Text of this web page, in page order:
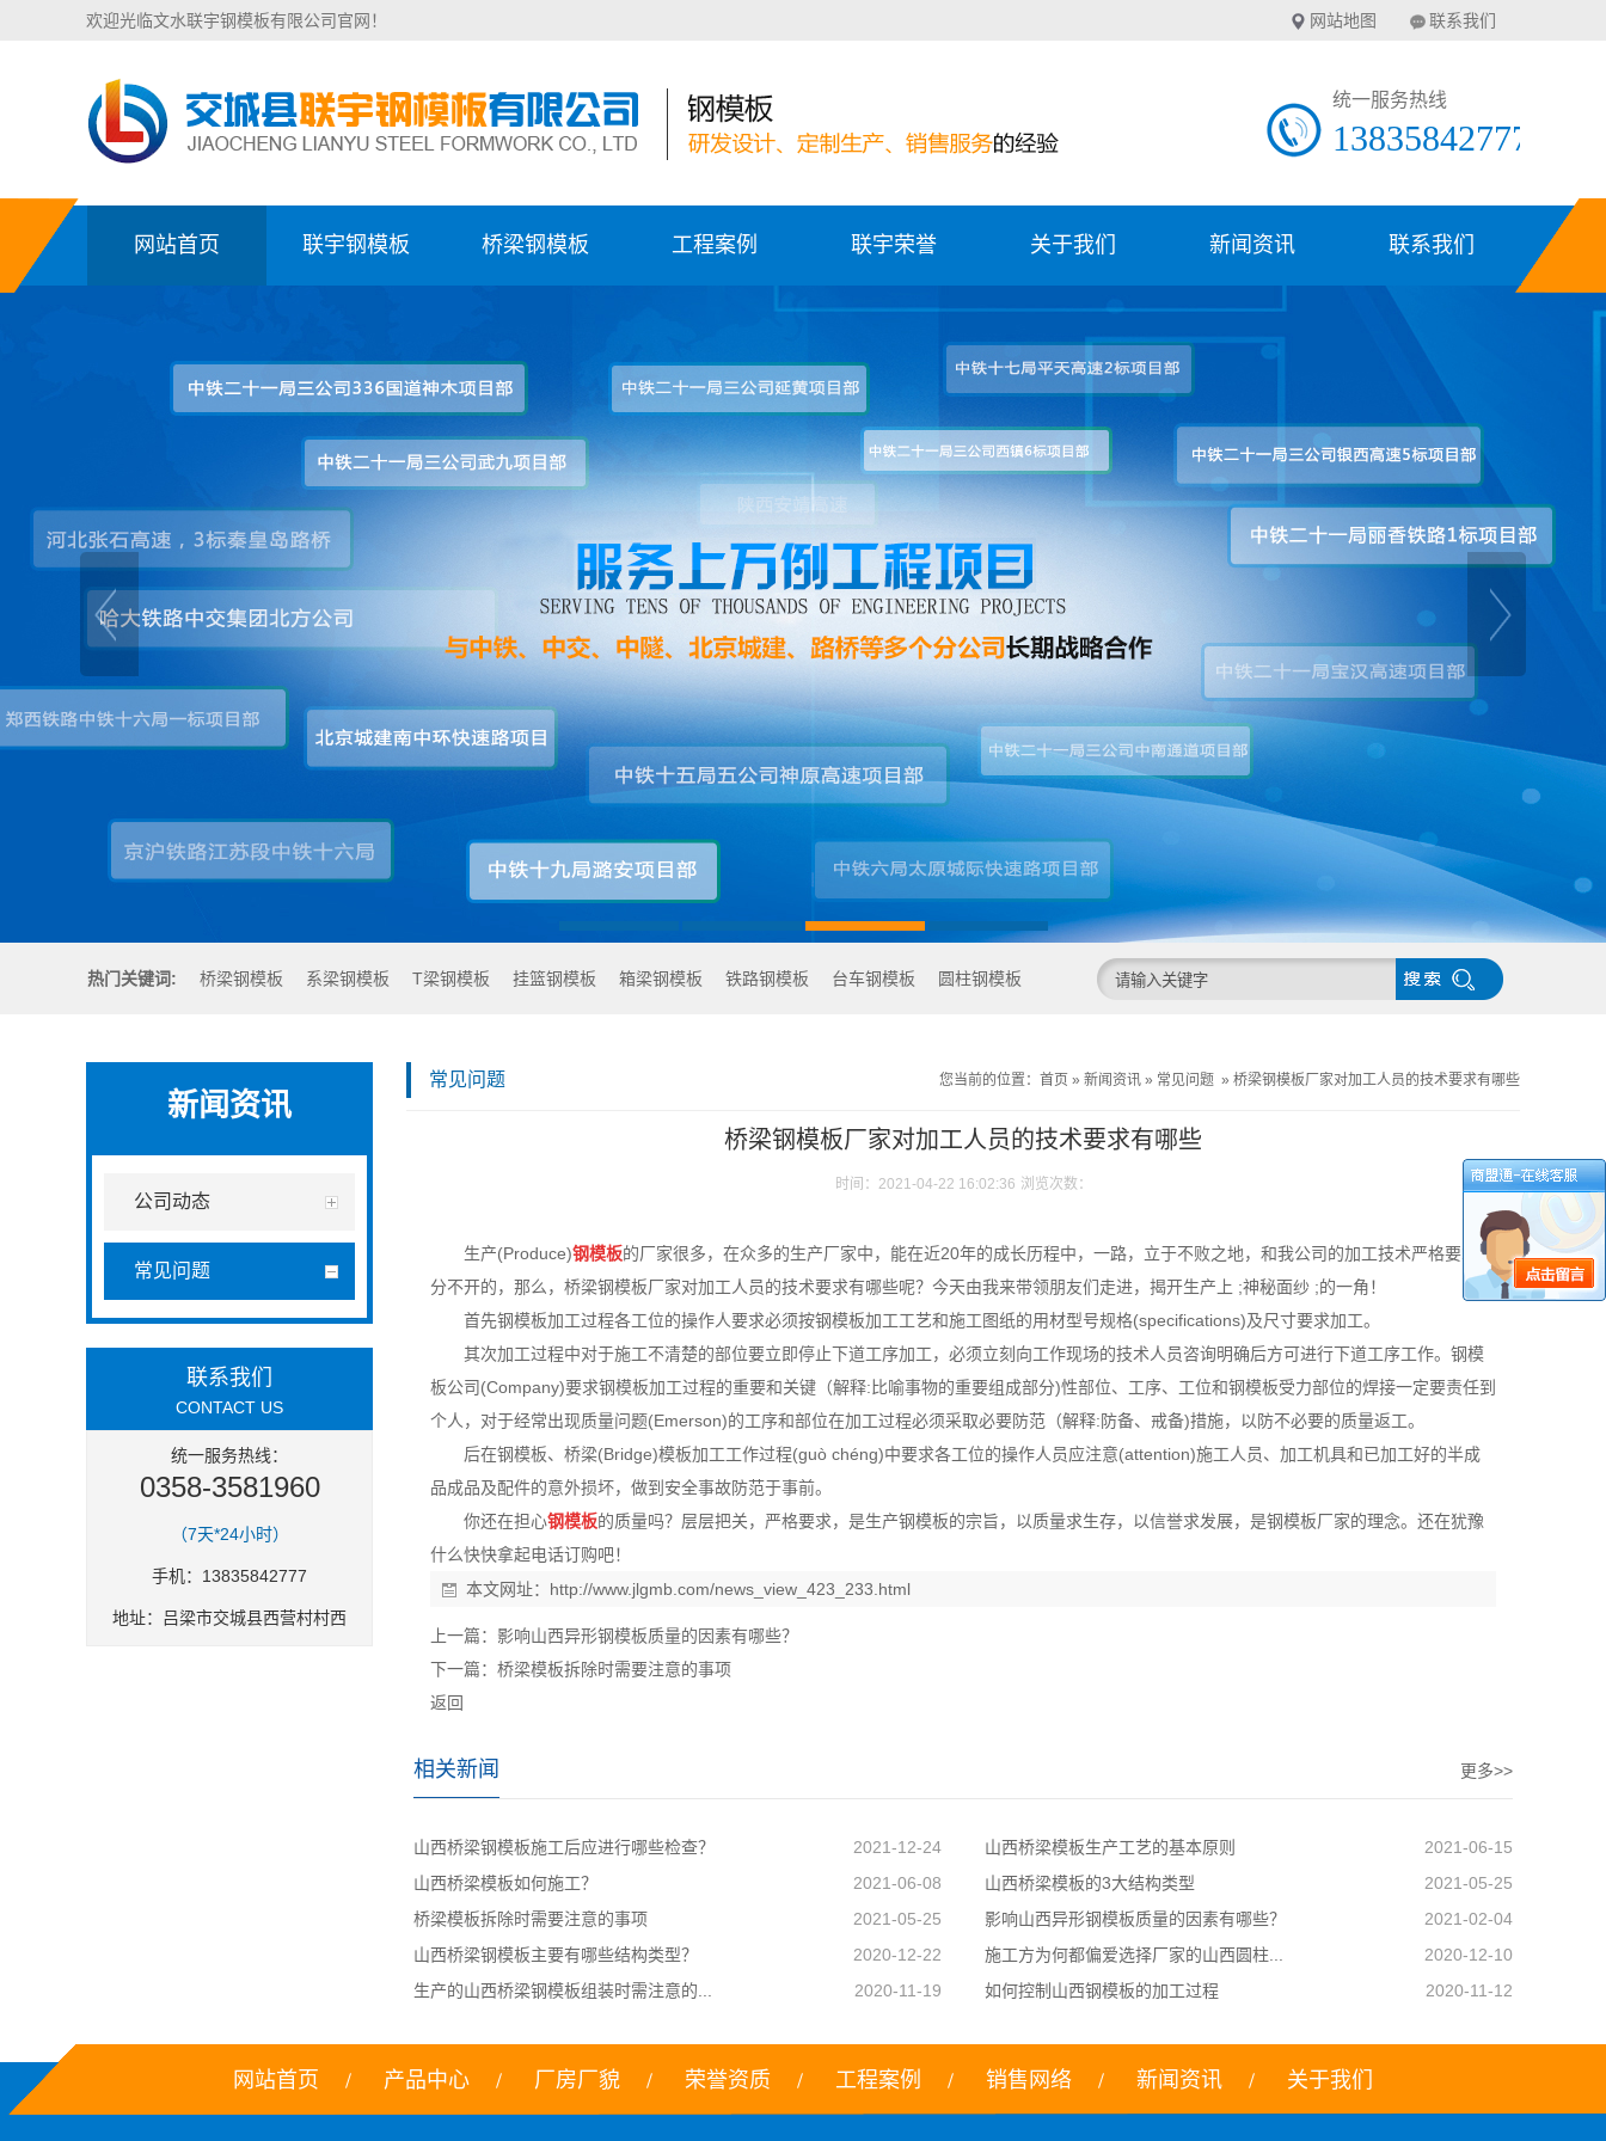
欢迎光临文水联宇钢模板有限公司官网！ 网站地图 联系我们
统一服务热线
13835842777
网站首页 联宇钢模板 桥梁钢模板 工程案例 联宇荣誉 关于我们 新闻资讯 联系我们
热门关键词: 桥梁钢模板 系梁钢模板 T梁钢模板 挂篮钢模板 箱梁钢模板 铁路钢模板 台车钢模板 圆柱钢模板
新闻资讯
公司动态
常见问题
联系我们
CONTACT US
统一服务热线：
0358-3581960
（7天*24小时）
手机：13835842777
地址：吕梁市交城县西营村村西
常见问题 您当前的位置： 首页 » 新闻资讯 » 常见问题 » 桥梁钢模板厂家对加工人员的技术要求有哪些
桥梁钢模板厂家对加工人员的技术要求有哪些
时间：2021-04-22 16:02:36 浏览次数：
生产(Produce)钢模板的厂家很多，在众多的生产厂家中，能在近20年的成长历程中，一路，立于不败之地，和我公司的加工技术严格要求是
分不开的，那么，桥梁钢模板厂家对加工人员的技术要求有哪些呢？今天由我来带领朋友们走进，揭开生产上 ;神秘面纱 ;的一角！
首先钢模板加工过程各工位的操作人要求必须按钢模板加工工艺和施工图纸的用材型号规格(specifications)及尺寸要求加工。
其次加工过程中对于施工不清楚的部位要立即停止下道工序加工，必须立刻向工作现场的技术人员咨询明确后方可进行下道工序工作。钢模
板公司(Company)要求钢模板加工过程的重要和关键（解释:比喻事物的重要组成部分)性部位、工序、工位和钢模板受力部位的焊接一定要责任到
个人，对于经常出现质量问题(Emerson)的工序和部位在加工过程必须采取必要防范（解释:防备、戒备)措施，以防不必要的质量返工。
后在钢模板、桥梁(Bridge)模板加工工作过程(guò chéng)中要求各工位的操作人员应注意(attention)施工人员、加工机具和已加工好的半成
品成品及配件的意外损坏，做到安全事故防范于事前。
你还在担心钢模板的质量吗？层层把关，严格要求，是生产钢模板的宗旨，以质量求生存，以信誉求发展，是钢模板厂家的理念。还在犹豫
什么快快拿起电话订购吧！
本文网址： http://www.jlgmb.com/news_view_423_233.html
上一篇： 影响山西异形钢模板质量的因素有哪些？
下一篇： 桥梁模板拆除时需要注意的事项
返回
相关新闻 更多>>
山西桥梁钢模板施工后应进行哪些检查？ 2021-12-24 山西桥梁模板生产工艺的基本原则
2021-06-15
山西桥梁模板如何施工？
2021-06-08 山西桥梁模板的3大结构类型
2021-05-25
桥梁模板拆除时需要注意的事项
2021-05-25 影响山西异形钢模板质量的因素有哪些？
2021-02-04
山西桥梁钢模板主要有哪些结构类型？
2020-12-22 施工方为何都偏爱选择厂家的山西圆柱...
2020-12-10
生产的山西桥梁钢模板组装时需注意的...
2020-11-19 如何控制山西钢模板的加工过程 2020-11-12
网站首页 产品中心 厂房厂貌 荣誉资质 工程案例 销售网络 新闻资讯 关于我们